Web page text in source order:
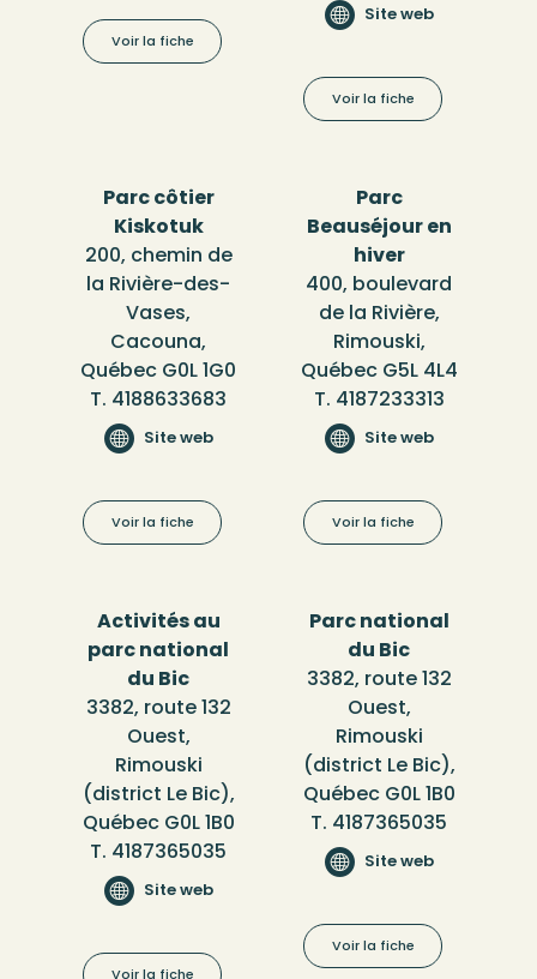
Voir la fiche
Site web
Voir la fiche
Parc côtier
Kiskotuk
200, chemin de
la Rivière-des-
Vases,
Cacouna,
Québec G0L 1G0
T. 4188633683
Site web
Voir la fiche
Parc
Beauséjour en
hiver
400, boulevard
de la Rivière,
Rimouski,
Québec G5L 4L4
T. 4187233313
Site web
Voir la fiche
Activités au
parc national
du Bic
3382, route 132
Ouest,
Rimouski
(district Le Bic),
Québec G0L 1B0
T. 4187365035
Site web
Voir la fiche
Parc national
du Bic
3382, route 132
Ouest,
Rimouski
(district Le Bic),
Québec G0L 1B0
T. 4187365035
Site web
Voir la fiche